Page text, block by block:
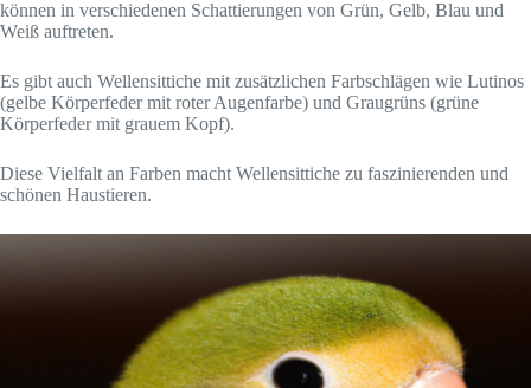
können in verschiedenen Schattierungen von Grün, Gelb, Blau und
Weiß auftreten.
Es gibt auch Wellensittiche mit zusätzlichen Farbschlägen wie Lutinos
(gelbe Körperfeder mit roter Augenfarbe) und Graugrüns (grüne
Körperfeder mit grauem Kopf).
Diese Vielfalt an Farben macht Wellensittiche zu faszinierenden und
schönen Haustieren.